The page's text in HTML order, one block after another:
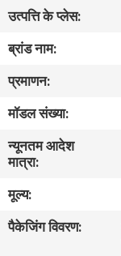
वीडियो
बारे
में
कारखाना
भ्रमण
उत्पत्ति के प्लेस:
ब्रांड नाम:
प्रमाणन:
मॉडल संख्या:
न्यूनतम आदेश
मात्रा:
मूल्य:
पैकेजिंग विवरण: